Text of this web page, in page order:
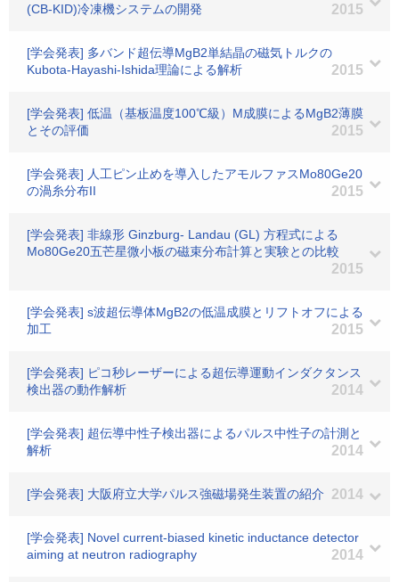
(CB-KID)冷凍機システムの開発
2015
[学会発表] 多バンド超伝導MgB2単結晶の磁気トルクの
Kubota-Hayashi-Ishida理論による解析
2015
[学会発表] 低温（基板温度100℃級）M成膜によるMgB2薄膜
とその評価
2015
[学会発表] 人工ピン止めを導入したアモルファスMo80Ge20
の渦糸分布II
2015
[学会発表] 非線形 Ginzburg- Landau (GL) 方程式による
Mo80Ge20五芒星微小板の磁束分布計算と実験との比較
2015
[学会発表] s波超伝導体MgB2の低温成膜とリフトオフによる
加工
2015
[学会発表] ピコ秒レーザーによる超伝導運動インダクタンス
検出器の動作解析
2014
[学会発表] 超伝導中性子検出器によるパルス中性子の計測と
解析
2014
[学会発表] 大阪府立大学パルス強磁場発生装置の紹介 2014
[学会発表] Novel current-biased kinetic inductance detector
aiming at neutron radiography
2014